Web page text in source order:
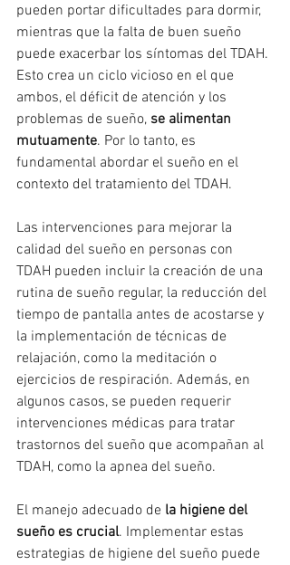
pueden portar dificultades para dormir,
mientras que la falta de buen sueño
puede exacerbar los síntomas del TDAH.
Esto crea un ciclo vicioso en el que
ambos, el déficit de atención y los
problemas de sueño, se alimentan
mutuamente. Por lo tanto, es
fundamental abordar el sueño en el
contexto del tratamiento del TDAH.
Las intervenciones para mejorar la
calidad del sueño en personas con
TDAH pueden incluir la creación de una
rutina de sueño regular, la reducción del
tiempo de pantalla antes de acostarse y
la implementación de técnicas de
relajación, como la meditación o
ejercicios de respiración. Además, en
algunos casos, se pueden requerir
intervenciones médicas para tratar
trastornos del sueño que acompañan al
TDAH, como la apnea del sueño.
El manejo adecuado de la higiene del
sueño es crucial. Implementar estas
estrategias de higiene del sueño puede